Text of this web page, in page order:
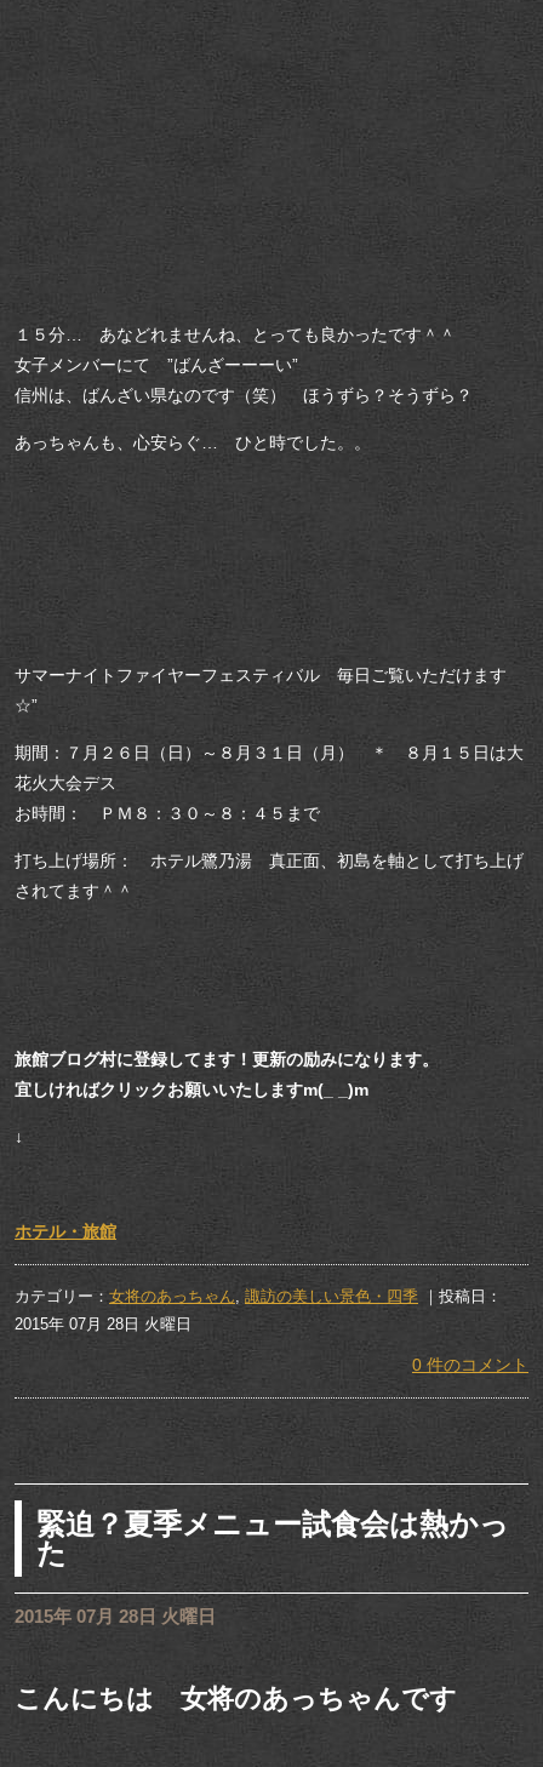
１５分… あなどれませんね、とっても良かったです＾＾
女子メンバーにて ”ばんざーーーい”
信州は、ばんざい県なのです（笑） ほうずら？そうずら？
あっちゃんも、心安らぐ… ひと時でした。。
サマーナイトファイヤーフェスティバル 毎日ご覧いただけます
☆”
期間：７月２６日（日）～８月３１日（月） ＊ ８月１５日は大
花火大会デス
お時間： ＰＭ８：３０～８：４５まで
打ち上げ場所： ホテル鷺乃湯 真正面、初島を軸として打ち上げ
されてます＾＾
旅館ブログ村に登録してます！更新の励みになります。
宜しければクリックお願いいたしますm(_ _)m
↓
ホテル・旅館
カテゴリー： 女将のあっちゃん, 諏訪の美しい景色・四季 ｜投稿日：
2015年 07月 28日 火曜日
0 件のコメント
緊迫？夏季メニュー試食会は熱かっ
た
2015年 07月 28日 火曜日
こんにちは 女将のあっちゃんです